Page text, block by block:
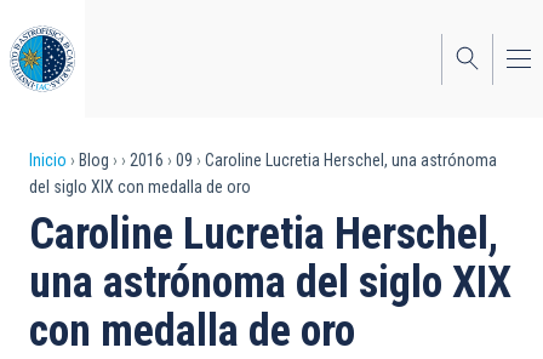
al
contenido
principal
Sobrescribir
enlaces
de
ayuda
a
Inicio Blog 2016 09
Caroline Lucretia Herschel, una astrónoma
del siglo XIX con medalla de oro
Caroline Lucretia Herschel,
una astrónoma del siglo XIX
con medalla de oro